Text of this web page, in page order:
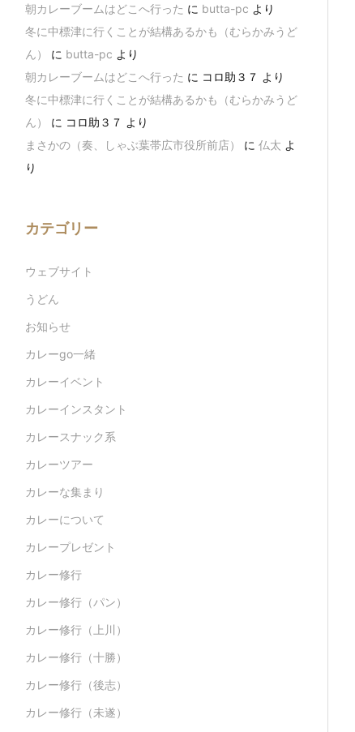
朝カレーブームはどこへ行った に butta-pc より
冬に中標津に行くことが結構あるかも（むらかみうど
ん）
に butta-pc より
朝カレーブームはどこへ行った に コロ助３７ より
冬に中標津に行くことが結構あるかも（むらかみうど
ん）
に コロ助３７ より
まさかの（奏、しゃぶ葉帯広市役所前店）
に 仏太 よ
り
カテゴリー
ウェブサイト
うどん
お知らせ
カレーgo一緒
カレーイベント
カレーインスタント
カレースナック系
カレーツアー
カレーな集まり
カレーについて
カレープレゼント
カレー修行
カレー修行（パン）
カレー修行（上川）
カレー修行（十勝）
カレー修行（後志）
カレー修行（未遂）